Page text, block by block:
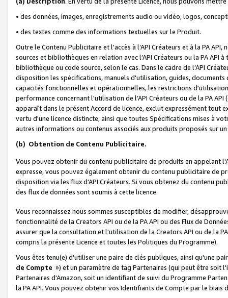
• des données, images, enregistrements audio ou vidéo, logos,
• des textes comme des informations textuelles sur le Produit.
Outre le Contenu Publicitaire et l'accès à l’API Créateurs et à la PA
sources et bibliothèques en relation avec l’API Créateurs ou la PA
bibliothèque ou code source, selon le cas. Dans le cadre de l’API
disposition les spécifications, manuels d'utilisation, guides,
capacités fonctionnelles et opérationnelles, les restrictions
performance concernant l'utilisation de l’API Créateurs ou de la PA
apparaît dans le présent Accord de licence, exclut expressément tout
vertu d'une licence distincte, ainsi que toutes Spécifications mises à
autres informations ou contenus associés aux produits proposés sur
(b) Obtention de Contenu Publicitaire.
Vous pouvez obtenir du contenu publicitaire de produits en appelant
expresse, vous pouvez également obtenir du contenu publicitaire de
disposition via les flux d'API Créateurs. Si vous obtenez du contenu
des flux de données sont soumis à cette licence.
Vous reconnaissez nous sommes susceptibles de modifier,
fonctionnalité de la Creators API ou de la PA API ou des Flux de
assurer que la consultation et l'utilisation de la Creators API ou de la
compris la présente Licence et toutes les Politiques du Programme).
Vous êtes tenu(e) d'utiliser une paire de clés publiques, ainsi qu'une
de Compte ») et un paramètre de tag Partenaires (qui peut être soit
Partenaires d'Amazon, soit un identifiant de suivi du Programme
la PA API. Vous pouvez obtenir vos Identifiants de Compte par le biais